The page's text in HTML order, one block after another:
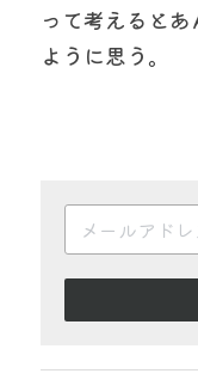
って考えると
ように思う。